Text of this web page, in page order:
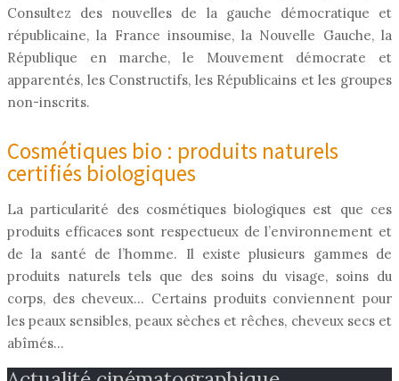
Consultez des nouvelles de la gauche démocratique et
républicaine, la France insoumise, la Nouvelle Gauche, la
République en marche, le Mouvement démocrate et
apparentés, les Constructifs, les Républicains et les groupes
non-inscrits.
Cosmétiques bio : produits naturels
certifiés biologiques
La particularité des cosmétiques biologiques est que ces
produits efficaces sont respectueux de l’environnement et
de la santé de l’homme. Il existe plusieurs gammes de
produits naturels tels que des soins du visage, soins du
corps, des cheveux… Certains produits conviennent pour
les peaux sensibles, peaux sèches et rêches, cheveux secs et
abîmés…